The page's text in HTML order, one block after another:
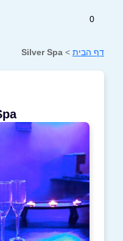
0
דף הבית >
Silver Spa